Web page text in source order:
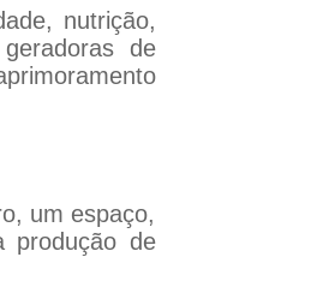
nutrição,
de
um espaço,
produção de